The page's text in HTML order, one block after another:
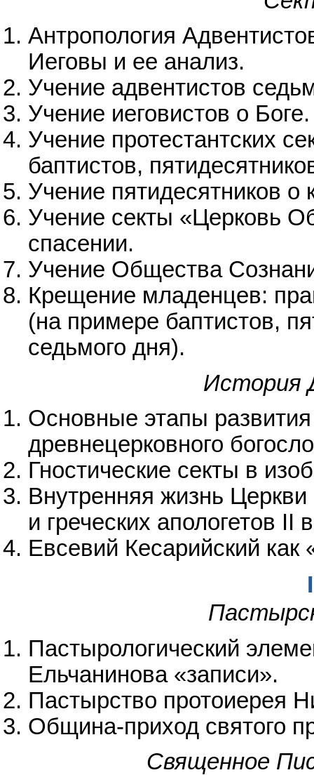
Антропология
Иеговы и ее анализ.
Учение адвентистов
Учение иеговистов о Боге.
Учение протестантских
баптистов,
Учение пятидесятников
Учение секты «Церковь
спасении.
Учение Общества
Крещение младенцев:
(на примере баптистов,
седьмого дня).
История
Основные этапы
древнецерковного
Гностические секты в
Внутренняя жизнь
и греческих апологетов II
Евсевий Кесарийский как
Пастырологический
Ельчанинова «записи».
Пастырство протоиерея
Община-приход святого
Священное